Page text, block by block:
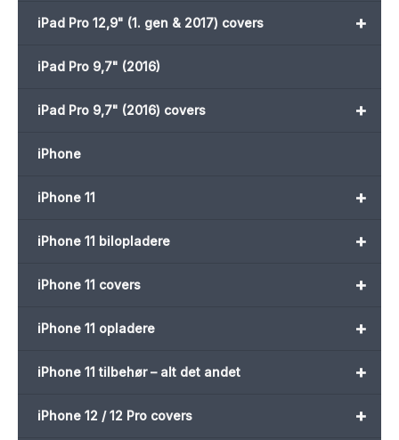
+
iPad Pro 12,9" (1. gen & 2017) covers
iPad Pro 9,7" (2016)
+
iPad Pro 9,7" (2016) covers
iPhone
+
iPhone 11
+
iPhone 11 bilopladere
+
iPhone 11 covers
+
iPhone 11 opladere
+
iPhone 11 tilbehør – alt det andet
+
iPhone 12 / 12 Pro covers